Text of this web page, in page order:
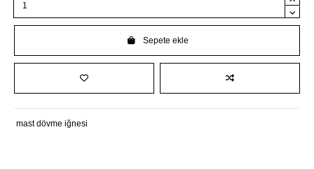
Sepete ekle
mast dövme iğnesi